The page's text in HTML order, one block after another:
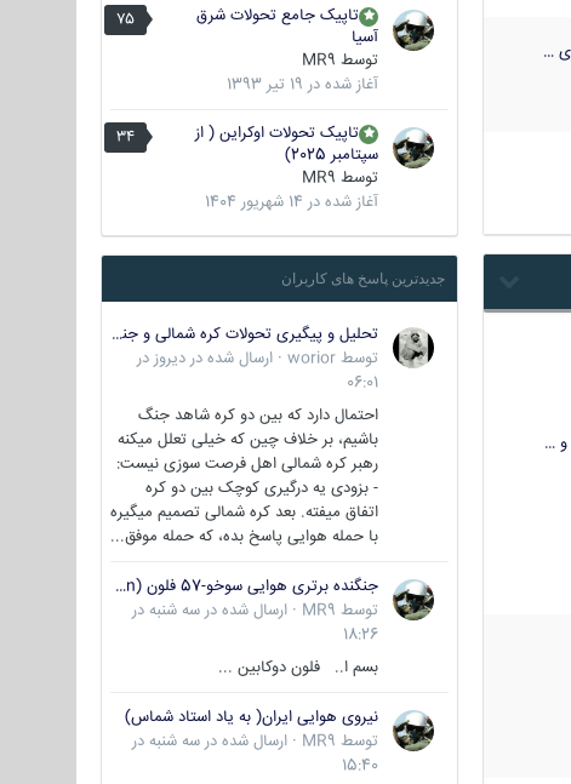
…
و …
75
تاپیک جامع تحولات شرق
آسیا
توسط MR9
آغاز شده در 19 تیر 1393
34
تاپیک تحولات اوکراین ( از
سپتامبر 2025)
توسط MR9
آغاز شده در 14 شهریور 1404
جدیدترین پاسخ های کاربران
تحلیل و پیگیری تحولات کره شمالی و جنوبی
توسط worior
· ارسال شده در دیروز در
06:01
احتمال دارد که بین دو کره شاهد جنگ
باشیم، بر خلاف چین که خیلی تعلل میکنه
رهبر کره شمالی اهل فرصت سوزی نیست:
- بزودی یه درگیری کوچک بین دو کره
اتفاق میفته. بعد کره شمالی تصمیم میگیره
با حمله هوایی پاسخ بده، که حمله موفق...
جنگنده برتری هوایی سوخو-57 فلون (Su-57/Felon)
توسط MR9
· ارسال شده در سه شنبه در
18:26
بسم ا.. فلون دوکابین ...
نیروی هوایی ایران( به یاد استاد شماس)
توسط MR9
· ارسال شده در سه شنبه در
15:40